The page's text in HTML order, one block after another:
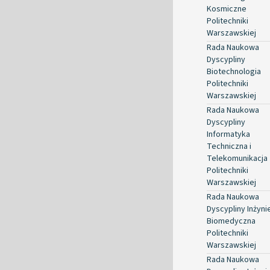
Kosmiczne
Politechniki
Warszawskiej
Rada Naukowa
Dyscypliny
Biotechnologia
Politechniki
Warszawskiej
Rada Naukowa
Dyscypliny
Informatyka
Techniczna i
Telekomunikacja
Politechniki
Warszawskiej
Rada Naukowa
Dyscypliny
Biomedyczna
Politechniki
Warszawskiej
Rada Naukowa